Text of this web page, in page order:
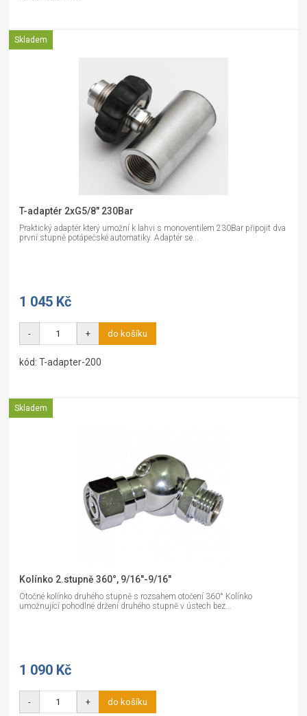
Skladem
T-adaptér 2xG5/8" 230Bar
Praktický adaptér který umožní k lahvi s monoventilem 230Bar připojit dva
první stupně potápečské automatiky. Adaptér se...
1 045 Kč
- + do košíku
kód: T-adapter-200
Skladem
Kolínko 2.stupně 360°, 9/16"-9/16"
Otočné kolínko druhého stupně s rozsahem otočení 360° Kolínko
umožnující pohodlné držení druhého stupně v ústech bez...
1 090 Kč
- + do košíku